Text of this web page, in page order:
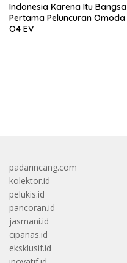
Indonesia Karena Itu Bangsa
Pertama Peluncuran Omoda
O4 EV
padarincang.com
kolektor.id
pelukis.id
pancoran.id
jasmani.id
cipanas.id
eksklusif.id